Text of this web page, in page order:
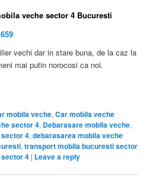
veche sector 4 Bucuresti
vechi dar in stare buna, de la caz la
mai putin norocosi ca noi.
mobila veche,Car mobila veche
sector 4, Debarasare mobila veche,
4,debarasarea mobila veche
,transport mobila bucuresti sector
4 | Leave a reply